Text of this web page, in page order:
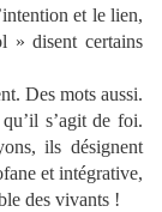
et le lien,
» disent certains
Des mots aussi.
s’agit de foi.
ils désignent
et intégrative,
des vivants !